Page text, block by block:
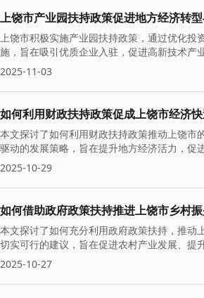
上饶市产业园扶持政策促进地方经济转
上饶市积极实施产业园扶持政策，通过优化投
施，旨在吸引优质企业入驻，促进高新技术产
2025-11-03
如何利用财政扶持政策促成上饶市经济
本文探讨了如何利用财政扶持政策推动上饶市
驱动的发展策略，旨在提升地方经济活力，促
2025-10-29
如何借助政府政策扶持推进上饶市乡村振
本文探讨了如何充分利用政府政策扶持，推动
切实可行的建议，旨在促进农村产业发展、提
2025-10-27